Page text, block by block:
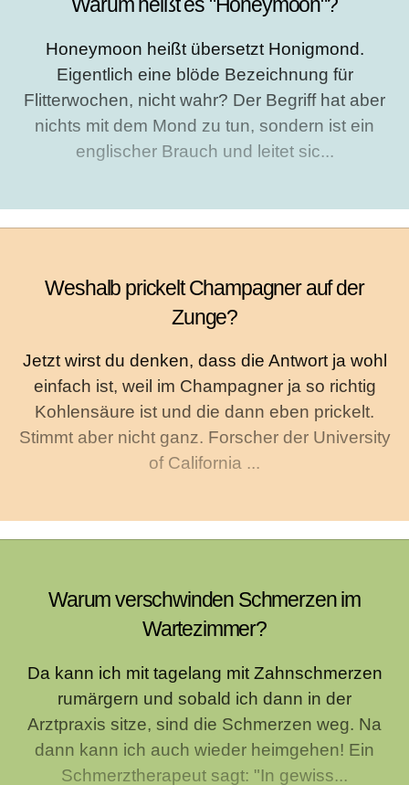
Honeymoon heißt übersetzt Honigmond.
Eigentlich eine blöde Bezeichnung für
Flitterwochen, nicht wahr? Der Begriff hat aber
nichts mit dem Mond zu tun, sondern ist ein
englischer Brauch und leitet sic...
Weshalb prickelt Champagner auf der
Zunge?
Jetzt wirst du denken, dass die Antwort ja wohl
einfach ist, weil im Champagner ja so richtig
Kohlensäure ist und die dann eben prickelt.
Stimmt aber nicht ganz. Forscher der University
of California ...
Warum verschwinden Schmerzen im
Wartezimmer?
Da kann ich mit tagelang mit Zahnschmerzen
rumärgern und sobald ich dann in der
Arztpraxis sitze, sind die Schmerzen weg. Na
dann kann ich auch wieder heimgehen! Ein
Schmerztherapeut sagt: "In gewiss...